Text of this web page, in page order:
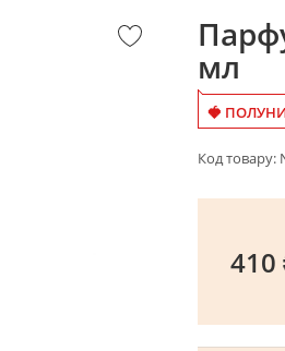
мл
🍓
Код товару:
410